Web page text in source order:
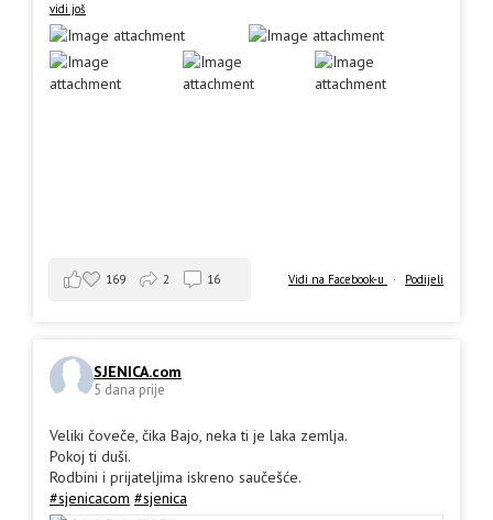
vidi još
Vidi na Facebook-u · Podijeli
169 2 16
SJENICA.com
5 dana prije
Veliki čoveče, čika Bajo, neka ti je laka zemlja.
Pokoj ti duši.
Rodbini i prijateljima iskreno saučešće.
#sjenicacom #sjenica